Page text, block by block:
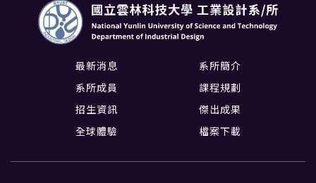
最新消息
系所簡介
系所成員
課程規劃
招生資訊
傑出成果
全球體驗
檔案下載